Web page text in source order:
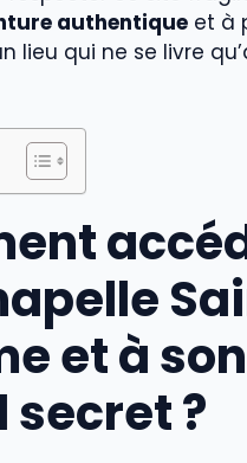
authentique et à
lieu qui ne se livre
et à son
secret ?